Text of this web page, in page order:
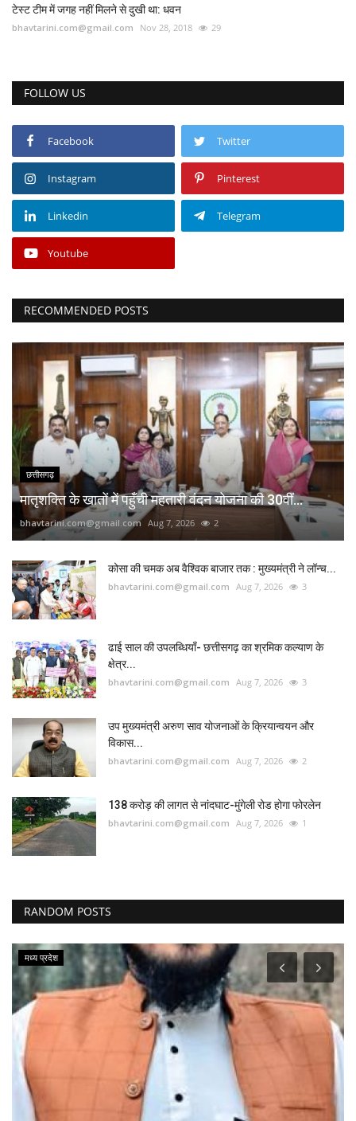
टेस्ट टीम में जगह नहीं मिलने से दुखी था: धवन
bhavtarini.com@gmail.com Nov 28, 2018 29
FOLLOW US
Facebook Twitter
Instagram Pinterest
Linkedin Telegram
Youtube
RECOMMENDED POSTS
छत्तीसगढ़
मातृशक्ति के खातों में पहुँची महतारी वंदन योजना की 30वीं...
bhavtarini.com@gmail.com Aug 7, 2026 2
कोसा की चमक अब वैश्विक बाजार तक : मुख्यमंत्री ने लॉन्च...
bhavtarini.com@gmail.com Aug 7, 2026 3
ढाई साल की उपलब्धियाँ- छत्तीसगढ़ का श्रमिक कल्याण के
क्षेत्र...
bhavtarini.com@gmail.com Aug 7, 2026 3
उप मुख्यमंत्री अरुण साव योजनाओं के क्रियान्वयन और
विकास...
bhavtarini.com@gmail.com Aug 7, 2026 2
138 करोड़ की लागत से नांदघाट-मुंगेली रोड होगा फोरलेन
bhavtarini.com@gmail.com Aug 7, 2026 1
RANDOM POSTS
मध्य प्रदेश